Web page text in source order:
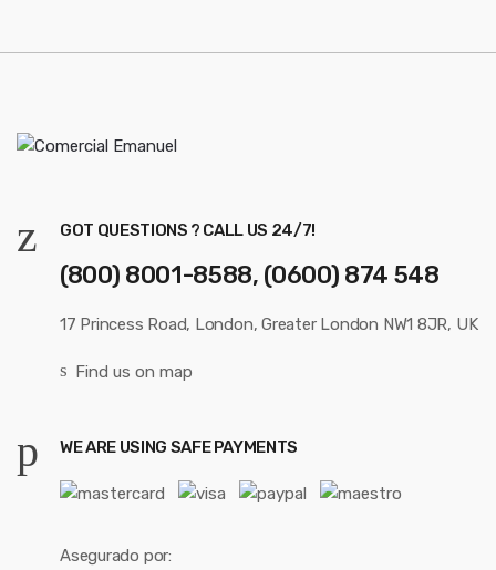
GOT QUESTIONS ? CALL US 24/7!
(800) 8001-8588, (0600) 874 548
17 Princess Road, London, Greater London NW1 8JR, UK
Find us on map
WE ARE USING SAFE PAYMENTS
Asegurado por: